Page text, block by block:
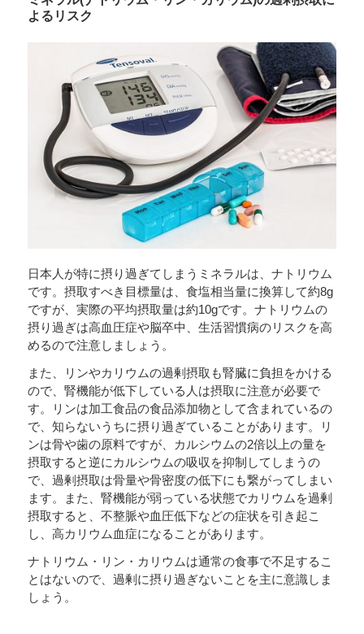
よるリスク
日本人が特に摂り過ぎてしまうミネラルは、ナトリウム
です。摂取すべき目標量は、食塩相当量に換算して約8g
ですが、実際の平均摂取量は約10gです。ナトリウムの
摂り過ぎは高血圧症や脳卒中、生活習慣病のリスクを高
めるので注意しましょう。
また、リンやカリウムの過剰摂取も腎臓に負担をかける
ので、腎機能が低下している人は摂取に注意が必要で
す。リンは加工食品の食品添加物として含まれているの
で、知らないうちに摂り過ぎていることがあります。リ
ンは骨や歯の原料ですが、カルシウムの2倍以上の量を
摂取すると逆にカルシウムの吸収を抑制してしまうの
で、過剰摂取は骨量や骨密度の低下にも繋がってしまい
ます。また、腎機能が弱っている状態でカリウムを過剰
摂取すると、不整脈や血圧低下などの症状を引き起こ
し、高カリウム血症になることがあります。
ナトリウム・リン・カリウムは通常の食事で不足するこ
とはないので、過剰に摂り過ぎないことを主に意識しま
しょう。